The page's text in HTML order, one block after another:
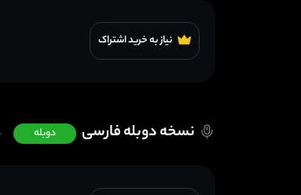
نیاز به خرید اشتراک
نسخه دوبله فارسی دوبله